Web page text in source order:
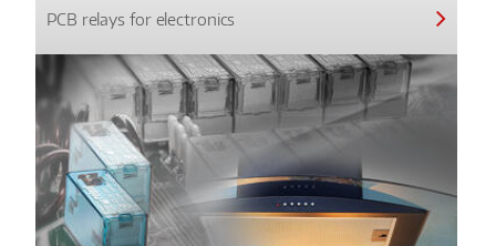
PCB relays for electronics